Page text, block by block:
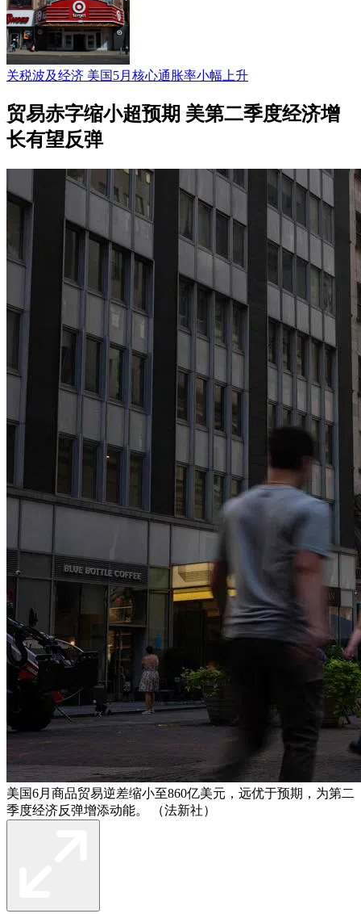
关税波及经济 美国5月核心通胀率小幅上升
贸易赤字缩小超预期 美第二季度经济增
长有望反弹
美国6月商品贸易逆差缩小至860亿美元，远优于预期，为第二
季度经济反弹增添动能。 （法新社）